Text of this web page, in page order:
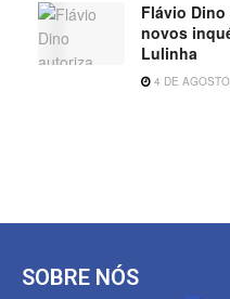
Flávio
novos
Lulinha
4 DE
SOBRE NÓS